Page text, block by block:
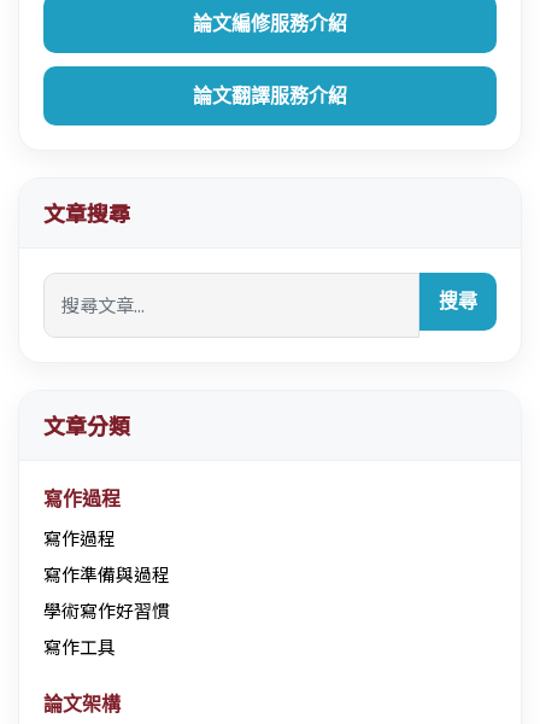
論文編修服務介紹
論文翻譯服務介紹
文章搜尋
搜尋
文章分類
寫作過程
寫作過程
寫作準備與過程
學術寫作好習慣
寫作工具
論文架構